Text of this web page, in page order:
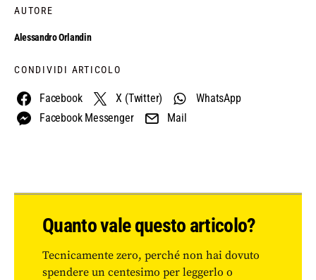
AUTORE
Alessandro Orlandin
CONDIVIDI ARTICOLO
Facebook X (Twitter)
WhatsApp
Facebook Messenger
Mail
Quanto vale questo articolo?
Tecnicamente zero, perché non hai dovuto
spendere un centesimo per leggerlo o